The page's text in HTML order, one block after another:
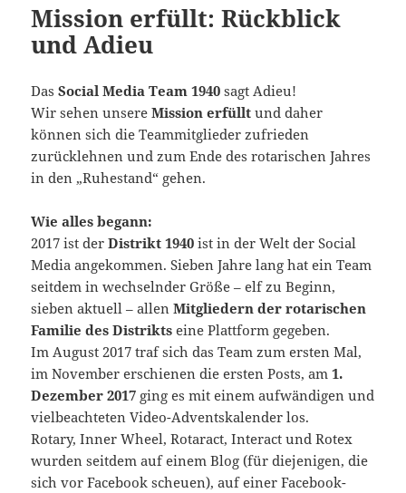
Mission erfüllt: Rückblick
und Adieu
DasSocial Media Team 1940 sagt Adieu!
Wir sehen unsereMission erfüllt und daher
können sich die Teammitglieder zufrieden
zurücklehnen und zum Ende des rotarischen Jahres
in den „Ruhestand“ gehen.
Wie alles begann:
2017 ist derDistrikt 1940 ist in der Welt der Social
Media angekommen. Sieben Jahre lang hat ein Team
seitdem in wechselnder Größe – elf zu Beginn,
sieben aktuell – allenMitgliedern der rotarischen
Familie des Distrikts eine Plattform gegeben.
Im August 2017 traf sich das Team zum ersten Mal,
im November erschienen die ersten Posts, am1.
Dezember 2017 ging es mit einem aufwändigen und
vielbeachteten Video-Adventskalender los.
Rotary, Inner Wheel, Rotaract, Interact und Rotex
wurden seitdem auf einem Blog (für diejenigen, die
sich vor Facebook scheuen), auf einer Facebook-